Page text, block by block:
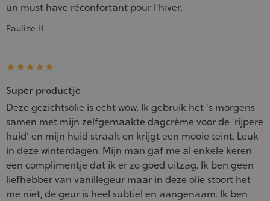
un must have réconfortant pour l'hiver.
Pauline H.
    
Super productje
Deze gezichtsolie is echt wow. Ik gebruik het 's morgens
samen met mijn zelfgemaakte dagcrème voor de 'rijpere
huid' en mijn huid straalt en krijgt een mooie teint. Leuk
in deze winterdagen. Mijn man gaf me al enkele keren
een complimentje dat ik er zo goed uitzag. Ik ben geen
liefhebber van vanillegeur maar in deze olie stoort het
me niet, de geur is heel subtiel en aangenaam. Ik ben